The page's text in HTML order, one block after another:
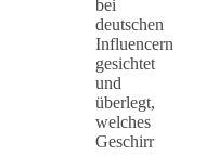
bei
deutschen
Influencern
gesichtet
und
überlegt,
welches
Geschirr